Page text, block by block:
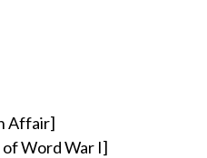
Affair]
of Word War I]